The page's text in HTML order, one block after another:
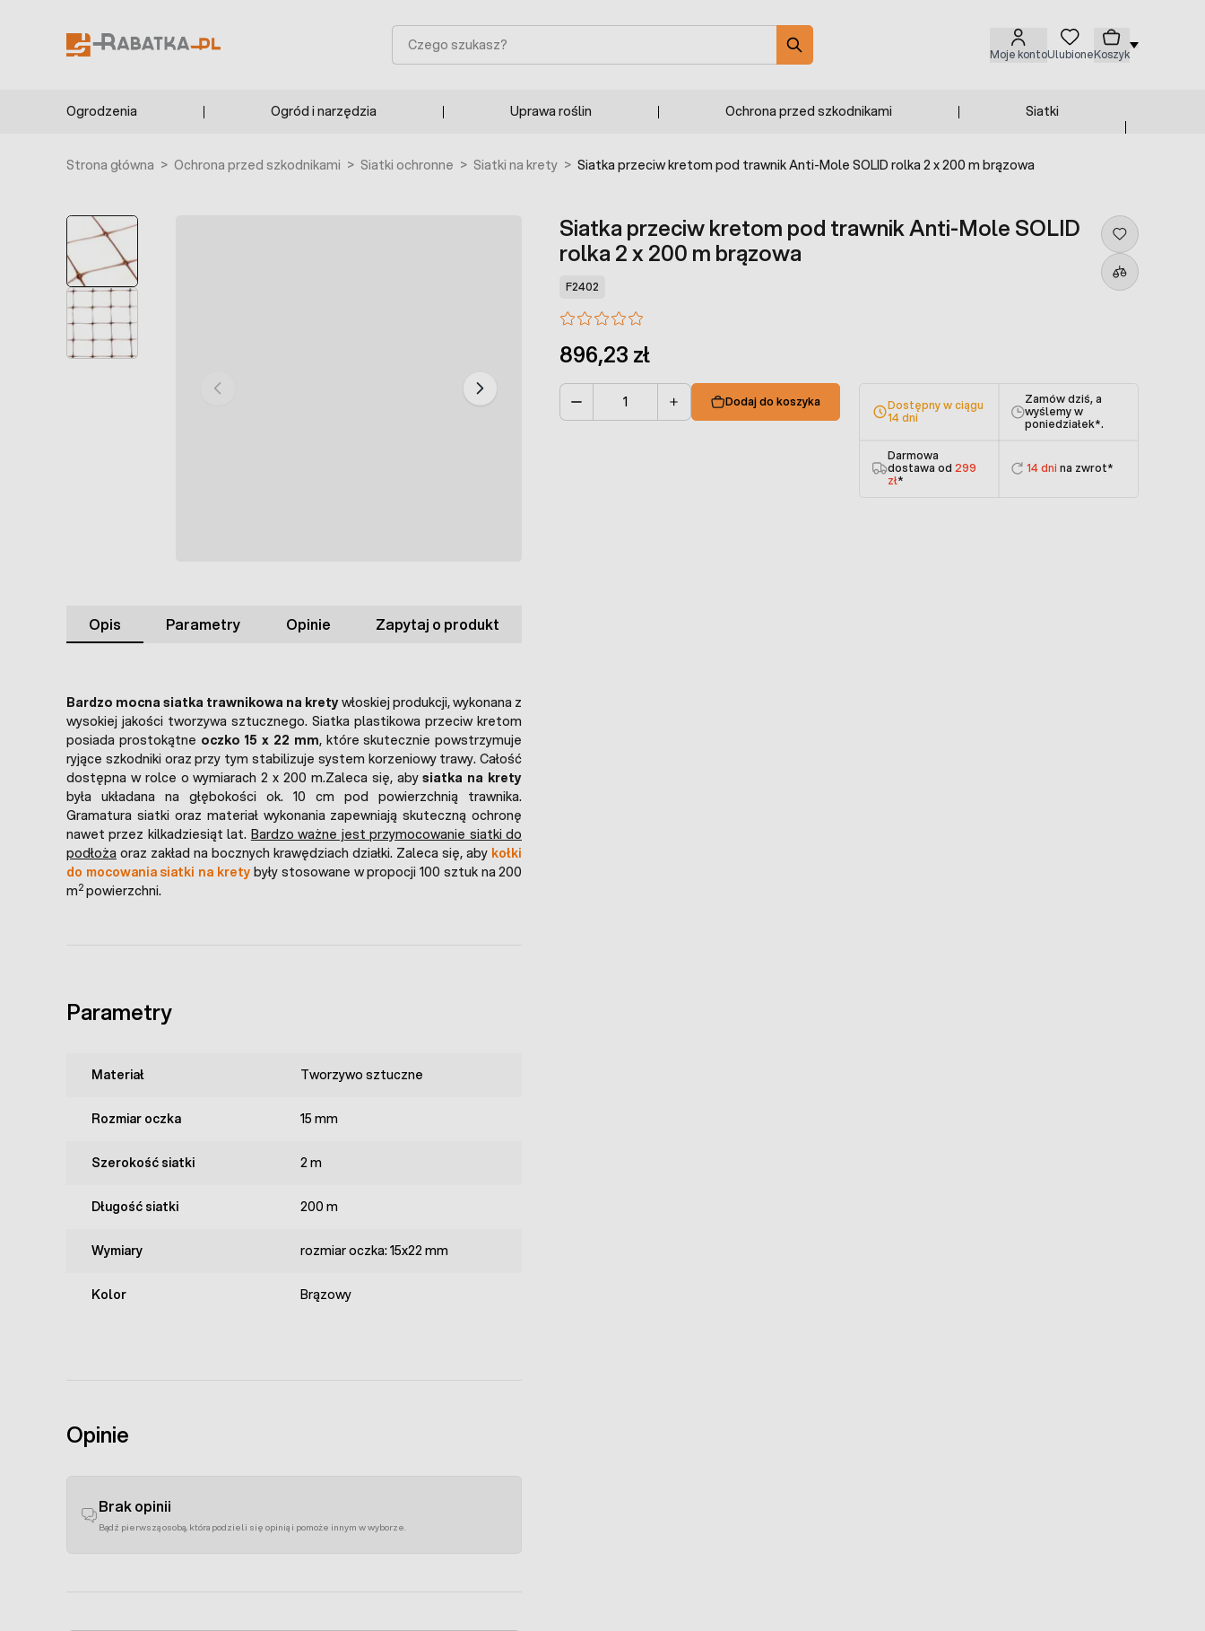
Moje kontoUlubioneKoszyk
Szukaj
Ogrodzenia Ogród i narzędzia Uprawa roślin Ochrona przed szkodnikami Siatki
Strona główna > Ochrona przed szkodnikami > Siatki ochronne > Siatki na krety > Siatka przeciw kretom pod trawnik Anti-Mole SOLID rolka 2 x 200 m brązowa
Siatka przeciw kretom pod trawnik Anti-Mole SOLID
rolka 2 x 200 m brązowa
F2402
896,23 zł
Dodaj do koszyka
Dostępny w ciągu
14 dni
Zamów dziś, a
wyślemy w
poniedziałek*.
Darmowa
dostawa od 299
zł*
14 dni na zwrot*
Opis Parametry Opinie Zapytaj o produkt
Bardzo mocna siatka trawnikowa na kretywłoskiej produkcji, wykonana z
wysokiej jakości tworzywa sztucznego. Siatka plastikowa przeciw kretom
posiada prostokątne oczko 15 x 22 mm, które skutecznie powstrzymuje
ryjące szkodniki oraz przy tym stabilizuje system korzeniowy trawy. Całość
dostępna w rolce o wymiarach 2 x 200 m.Zaleca się, abysiatka na krety
była układana na głębokości ok. 10 cm pod powierzchnią trawnika.
Gramatura siatki oraz materiał wykonania zapewniają skuteczną ochronę
nawet przez kilkadziesiąt lat. Bardzo ważne jest przymocowanie siatki do
podłoża oraz zakład na bocznych krawędziach działki. Zaleca się, aby kołki
do mocowania siatki na krety były stosowane w propocji 100 sztuk na 200
m2 powierzchni.
Parametry
Materiał Tworzywo sztuczne
Rozmiar oczka 15 mm
Szerokość siatki 2 m
Długość siatki 200 m
Wymiary rozmiar oczka: 15x22 mm
Kolor Brązowy
Opinie
Brak opinii
Bądź pierwszą osobą, która podzieli się opinią i pomoże innym w wyborze.